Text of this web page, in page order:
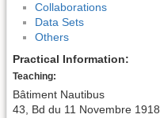
Collaborations
Data Sets
Others
Practical Information:
Teaching:
Bâtiment Nautibus
43, Bd du 11 Novembre 1918